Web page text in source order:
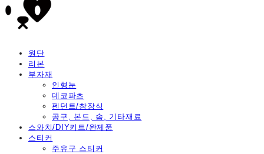
원단
리본
부자재
인형눈
데코파츠
펜던트/참장식
공구, 본드, 솜, 기타재료
스와치/DIY키트/완제품
스티커
주유구 스티커